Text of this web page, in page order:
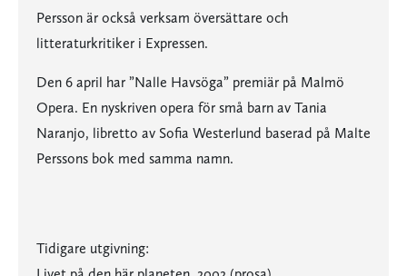
Persson är också verksam översättare och
litteraturkritiker i Expressen.
Den 6 april har ”Nalle Havsöga” premiär på Malmö
Opera. En nyskriven opera för små barn av Tania
Naranjo, libretto av Sofia Westerlund baserad på Malte
Perssons bok med samma namn.
Tidigare utgivning: